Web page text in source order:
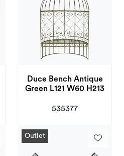
Duce Bench Antique
Green L121 W60 H213
535377
Outlet